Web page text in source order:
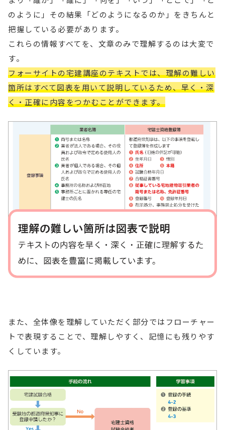
のように」その結果「どのようになるのか」をきちんと
把握している必要があります。
これらの情報すべてを、文章のみで理解するのは大変で
す。
フォーサイトの宅建講座のテキストでは、理解の難しい
箇所はすべて図表を用いて説明しているため、早く・深
く・正確に内容をつかむことができます。
また、全体像を理解していただく部分ではフローチャー
トで表現することで、理解しやすく、記憶にも残りやす
くしています。